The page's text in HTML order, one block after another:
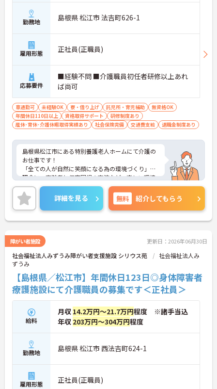
勤務地 島根県 松江市 法吉町626-1
雇用形態 正社員(正職員)
応募要件
■経験不問 ■介護職員初任者研修以上あれ
ば尚可
車通勤可 未経験OK 寮・借り上げ 託児所・育児補助
無資格OK
年間休日110日以上
資格取得サポート
研修制度あり
産休･育休･介護休暇取得実績あり
社会保険完備 交通費支給 退職金制度あり
島根県松江市にある特別養護老人ホームにて介護の
お仕事です！
「全ての人が自然に笑顔になる為の環境づくり」を
理念に、高齢者と保育園児の交流など、楽しい環境
づくりを実践されております。
また新たな交通移動として電動カートを地域内で運
行しています！
無資格、未経験であっても、研修や直接指導を通し
て国家資格取得までサポートしてくださいます★
まで様々な人たちがこれまでの経験を積んで専門職
として現場で活躍されています♪
ご興味ある方には、面接対策ポイントなど、さらに
詳細をお話しいたしますのでお気軽にご相談くださ
い。
詳細を見る 無料 紹介してもらう
障がい者施設 更新日：2026年06月30日
社会福祉法人みずうみ障がい者支援施設 シリウス苑
社会福祉法人み
ずうみ
【島根県／松江市】年間休日123日◎身体障害者
療護施設にて介護職員の募集です＜正社員＞
給料
月収 14.2万円～21.7万円程度 ※諸手当込
年収 203万円～304万円程度
勤務地 島根県 松江市 西法吉町624-1
雇用形態 正社員(正職員)